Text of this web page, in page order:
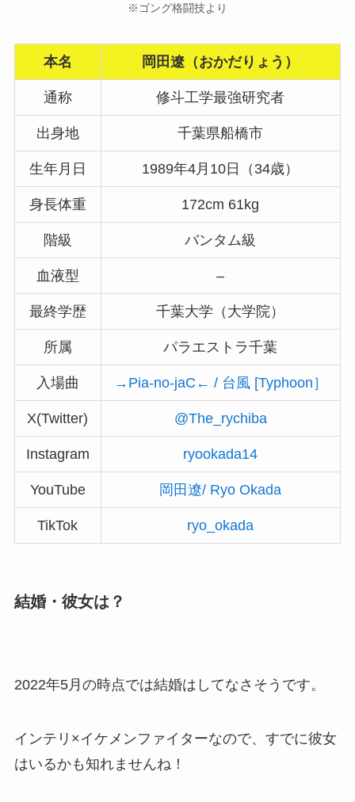
※ゴング格闘技より
本名 岡田遼（おかだりょう）
通称 修斗工学最強研究者
出身地 千葉県船橋市
生年月日 1989年4月10日（34歳）
身長体重 172cm 61kg
階級 バンタム級
血液型 –
最終学歴 千葉大学（大学院）
所属 パラエストラ千葉
入場曲 →Pia-no-jaC← / 台風 [Typhoon］
X(Twitter) @The_rychiba
Instagram ryookada14
YouTube 岡田遼/ Ryo Okada
TikTok ryo_okada
結婚・彼女は？
2022年5月の時点では結婚はしてなさそうです。
インテリ×イケメンファイターなので、すでに彼女
はいるかも知れませんね！